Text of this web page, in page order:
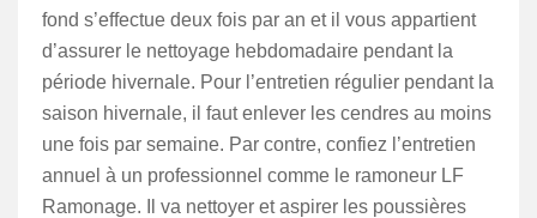
fond s’effectue deux fois par an et il vous appartient
d’assurer le nettoyage hebdomadaire pendant la
période hivernale. Pour l’entretien régulier pendant la
saison hivernale, il faut enlever les cendres au moins
une fois par semaine. Par contre, confiez l’entretien
annuel à un professionnel comme le ramoneur LF
Ramonage. Il va nettoyer et aspirer les poussières